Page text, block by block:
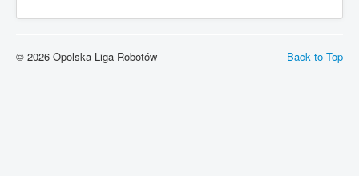
Back to Top
© 2026 Opolska Liga Robotów